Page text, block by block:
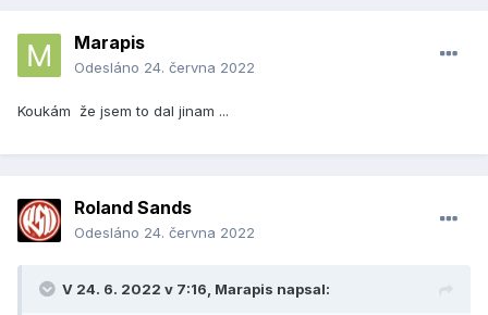
Marapis
Odesláno 24. června 2022
Koukám že jsem to dal jinam ...
Roland Sands
Odesláno 24. června 2022
V 24. 6. 2022 v 7:16, Marapis napsal: